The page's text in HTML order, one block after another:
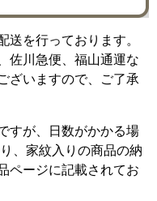
送を行っております。
佐川急便、福山通運な
ざいますので、ご了承
すが、日数がかかる場
、家紋入りの商品の納
ページに記載されてお